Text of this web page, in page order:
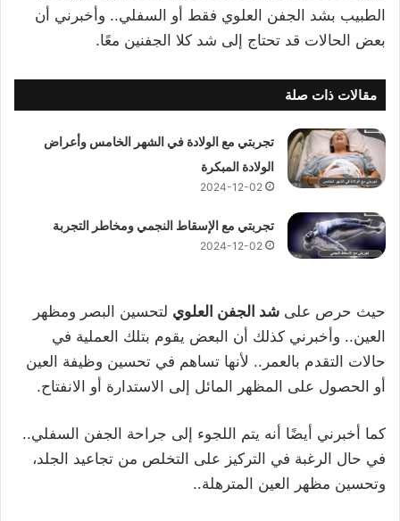
الطبيب بشد الجفن العلوي فقط أو السفلي.. وأخبرني أن
بعض الحالات قد تحتاج إلى شد كلا الجفنين معًا.
مقالات ذات صلة
تجربتي مع الولادة في الشهر الخامس وأعراض
الولادة المبكرة
2024-12-02
تجربتي مع الإسقاط النجمي ومخاطر التجربة
2024-12-02
حيث حرص على شد الجفن العلوي لتحسين البصر ومظهر
العين.. وأخبرني كذلك أن البعض يقوم بتلك العملية في
حالات التقدم بالعمر.. لأنها تساهم في تحسين وظيفة العين
أو الحصول على المظهر المائل إلى الاستدارة أو الانفتاح.
كما أخبرني أيضًا أنه يتم اللجوء إلى جراحة الجفن السفلي..
في حال الرغبة في التركيز على التخلص من تجاعيد الجلد،
وتحسين مظهر العين المترهلة..